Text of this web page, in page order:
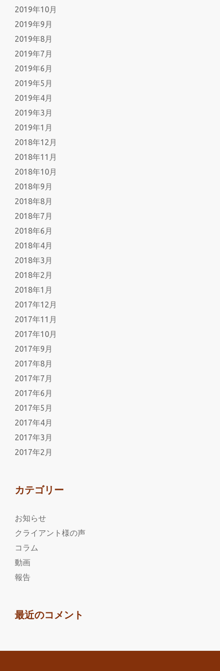
2019年10月
2019年9月
2019年8月
2019年7月
2019年6月
2019年5月
2019年4月
2019年3月
2019年1月
2018年12月
2018年11月
2018年10月
2018年9月
2018年8月
2018年7月
2018年6月
2018年4月
2018年3月
2018年2月
2018年1月
2017年12月
2017年11月
2017年10月
2017年9月
2017年8月
2017年7月
2017年6月
2017年5月
2017年4月
2017年3月
2017年2月
カテゴリー
お知らせ
クライアント様の声
コラム
動画
報告
最近のコメント